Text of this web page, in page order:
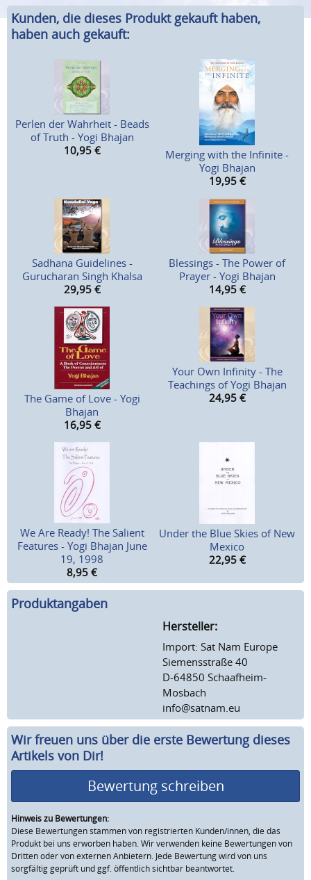
Kunden, die dieses Produkt gekauft haben,
haben auch gekauft:
Perlen der Wahrheit - Beads
of Truth - Yogi Bhajan
10,95 €
Merging with the Infinite -
Yogi Bhajan
19,95 €
Sadhana Guidelines -
Gurucharan Singh Khalsa
29,95 €
Blessings - The Power of
Prayer - Yogi Bhajan
14,95 €
The Game of Love - Yogi
Bhajan
16,95 €
Your Own Infinity - The
Teachings of Yogi Bhajan
24,95 €
We Are Ready! The Salient
Features - Yogi Bhajan June
19, 1998
8,95 €
Under the Blue Skies of New
Mexico
22,95 €
Produktangaben
Hersteller:
Import: Sat Nam Europe
Siemensstraße 40
D-64850 Schaafheim-
Mosbach
info@satnam.eu
Wir freuen uns über die erste Bewertung dieses
Artikels von Dir!
Bewertung schreiben
Hinweis zu Bewertungen:
Diese Bewertungen stammen von registrierten Kunden/innen, die das
Produkt bei uns erworben haben. Wir verwenden keine Bewertungen von
Dritten oder von externen Anbietern. Jede Bewertung wird von uns
sorgfältig geprüft und ggf. öffentlich sichtbar beantwortet.